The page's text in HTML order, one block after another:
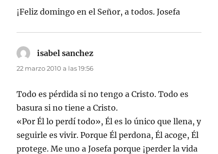
¡Feliz domingo en el Señor, a todos. Josefa
isabel sanchez
22 marzo 2010 a las 19:56
Todo es pérdida si no tengo a Cristo. Todo es
basura si no tiene a Cristo.
«Por Él lo perdí todo», Él es lo único que llena, y
seguirle es vivir. Porque Él perdona, Él acoge, Él
protege. Me uno a Josefa porque ¡perder la vida